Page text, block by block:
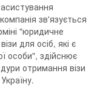
зв'язується
"юридичне
для осіб, які є
особи", здійснює
отримання візи